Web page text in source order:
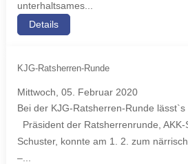
unterhaltsames...
Details
KJG-Ratsherren-Runde
Mittwoch, 05. Februar 2020
Bei der KJG-Ratsherren-Runde
Präsident der Ratsherrenrunde,
Schuster, konnte am 1. 2. zum
–...